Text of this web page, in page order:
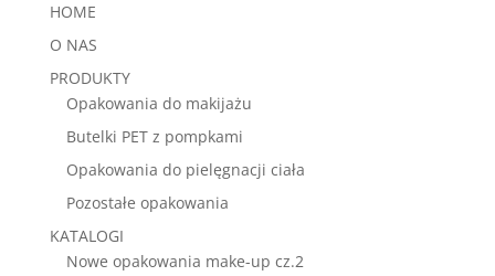
HOME
O NAS
PRODUKTY
Opakowania do makijażu
Butelki PET z pompkami
Opakowania do pielęgnacji ciała
Pozostałe opakowania
KATALOGI
Nowe opakowania make-up cz.2